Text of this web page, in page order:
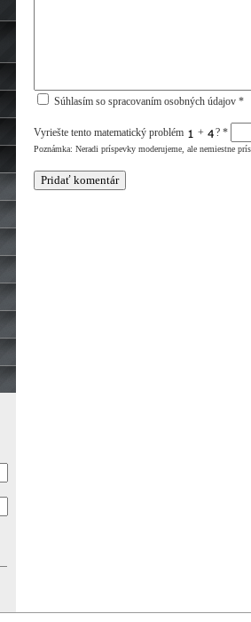
Súhlasím so spracovaním osobných údajov *
Vyriešte tento matematický problém + ? *
Poznámka: Neradi príspevky moderujeme, ale nemiestne